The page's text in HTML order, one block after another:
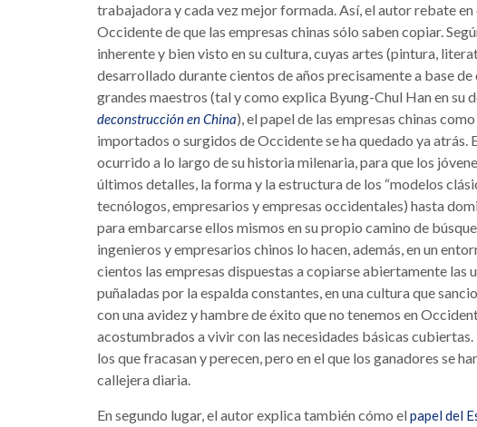
trabajadora y cada vez mejor formada. Así, el autor rebate
Occidente de que las empresas chinas sólo saben copiar.
inherente y bien visto en su cultura, cuyas artes (pintura,
desarrollado durante cientos de años precisamente a base de
grandes maestros (tal y como explica Byung-Chul Han en su
deconstrucción en China), el papel de las empresas chinas
importados o surgidos de Occidente se ha quedado ya atrás.
ocurrido a lo largo de su historia milenaria, para que los
últimos detalles, la forma y la estructura de los “modelos
tecnólogos, empresarios y empresas occidentales) hasta
para embarcarse ellos mismos en su propio camino de
ingenieros y empresarios chinos lo hacen, además, en un
cientos las empresas dispuestas a copiarse abiertamente las
puñaladas por la espalda constantes, en una cultura que
con una avidez y hambre de éxito que no tenemos en
acostumbrados a vivir con las necesidades básicas
los que fracasan y perecen, pero en el que los ganadores se
callejera diaria.
En segundo lugar, el autor explica también cómo elpapel del